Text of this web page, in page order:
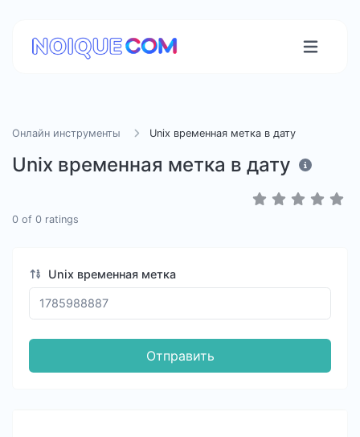
Онлайн инструменты Unix временная метка в дату
Unix временная метка в дату
0 of 0 ratings
Unix временная метка
Отправить